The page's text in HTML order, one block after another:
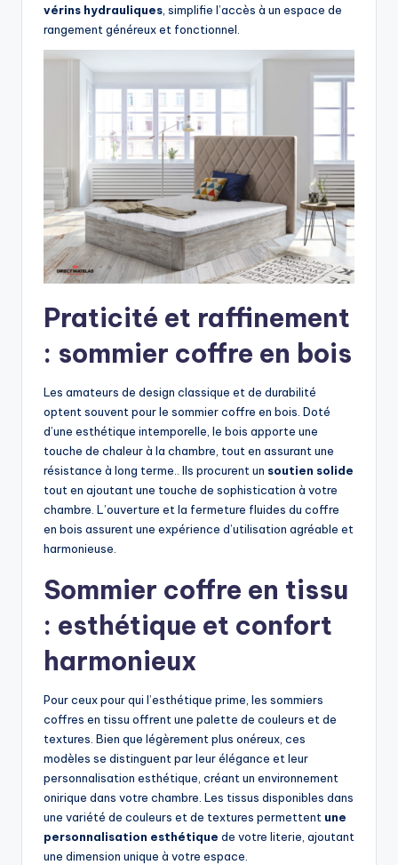
vérins hydrauliques, simplifie l’accès à un espace de
rangement généreux et fonctionnel.
Praticité et raffinement
: sommier coffre en bois
Les amateurs de design classique et de durabilité
optent souvent pour le sommier coffre en bois. Doté
d’une esthétique intemporelle, le bois apporte une
touche de chaleur à la chambre, tout en assurant une
résistance à long terme.. Ils procurent un soutien solide
tout en ajoutant une touche de sophistication à votre
chambre. L’ouverture et la fermeture fluides du coffre
en bois assurent une expérience d’utilisation agréable et
harmonieuse.
Sommier coffre en tissu
: esthétique et confort
harmonieux
Pour ceux pour qui l’esthétique prime, les sommiers
coffres en tissu offrent une palette de couleurs et de
textures. Bien que légèrement plus onéreux, ces
modèles se distinguent par leur élégance et leur
personnalisation esthétique, créant un environnement
onirique dans votre chambre. Les tissus disponibles dans
une variété de couleurs et de textures permettent une
personnalisation esthétique de votre literie, ajoutant
une dimension unique à votre espace.